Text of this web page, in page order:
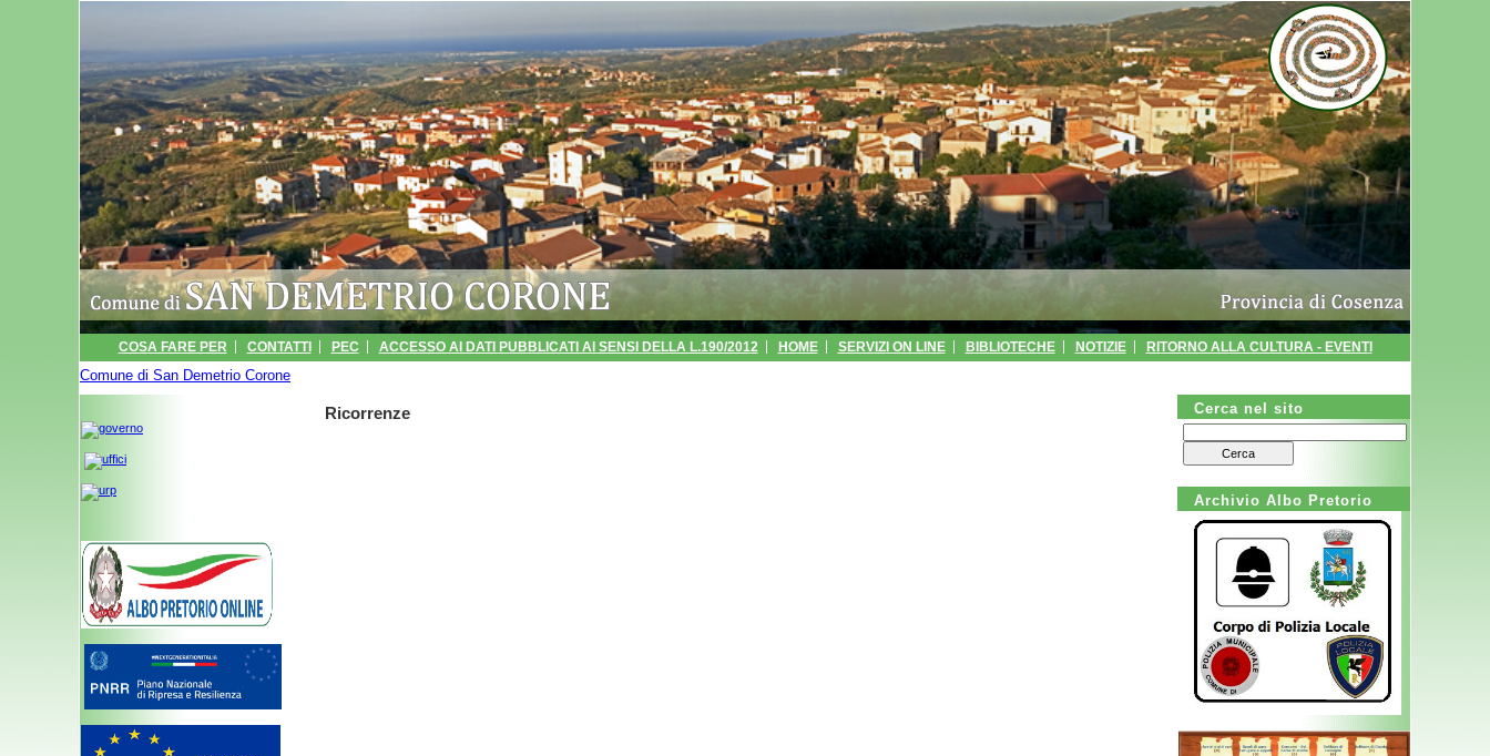
COSA FARE PER CONTATTI PEC ACCESSO AI DATI PUBBLICATI AI SENSI DELLA L.190/2012 HOME SERVIZI ON LINE BIBLIOTECHE NOTIZIE
RITORNO ALLA CULTURA - EVENTI
INFORMATIVA
ARCHIVIO EVENTI
Comune di San Demetrio Corone
Cerca nel sito
Archivio Albo Pretorio
Ricorrenze